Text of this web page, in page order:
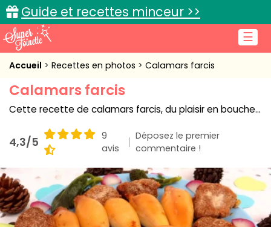
☰
Guide et recettes minceur >>
Accueil
Recettes de cuisine
L'actu cuisine
Connexion
Accueil Recettes en photos Calamars farcis
Calamars farcis
Cette recette de calamars farcis, du plaisir en bouche...
4,3/5
9
avis
Déposez le premier
commentaire !